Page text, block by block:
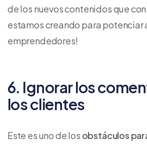
de los nuevos contenidos que
estamos creando para potenciar
emprendedores!
6. Ignorar los
los clientes
Este es uno de los obstáculos